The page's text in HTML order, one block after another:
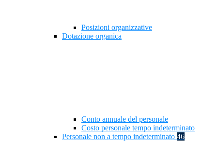
Posizioni organizzative
Dotazione organica
Conto annuale del personale
Costo personale tempo indeterminato
Personale non a tempo indeterminato 46